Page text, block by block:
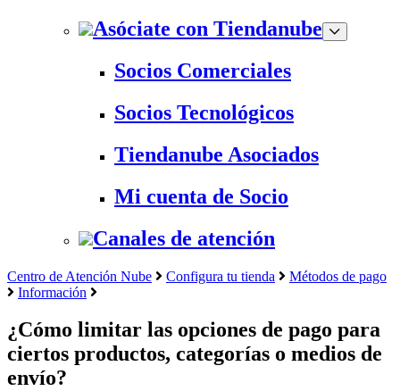
Asóciate con Tiendanube
Socios Comerciales
Socios Tecnológicos
Tiendanube Asociados
Mi cuenta de Socio
Canales de atención
Centro de Atención Nube Configura tu tienda
Métodos de pago
Información
¿Cómo limitar las opciones de pago para
ciertos productos, categorías o medios de
envío?